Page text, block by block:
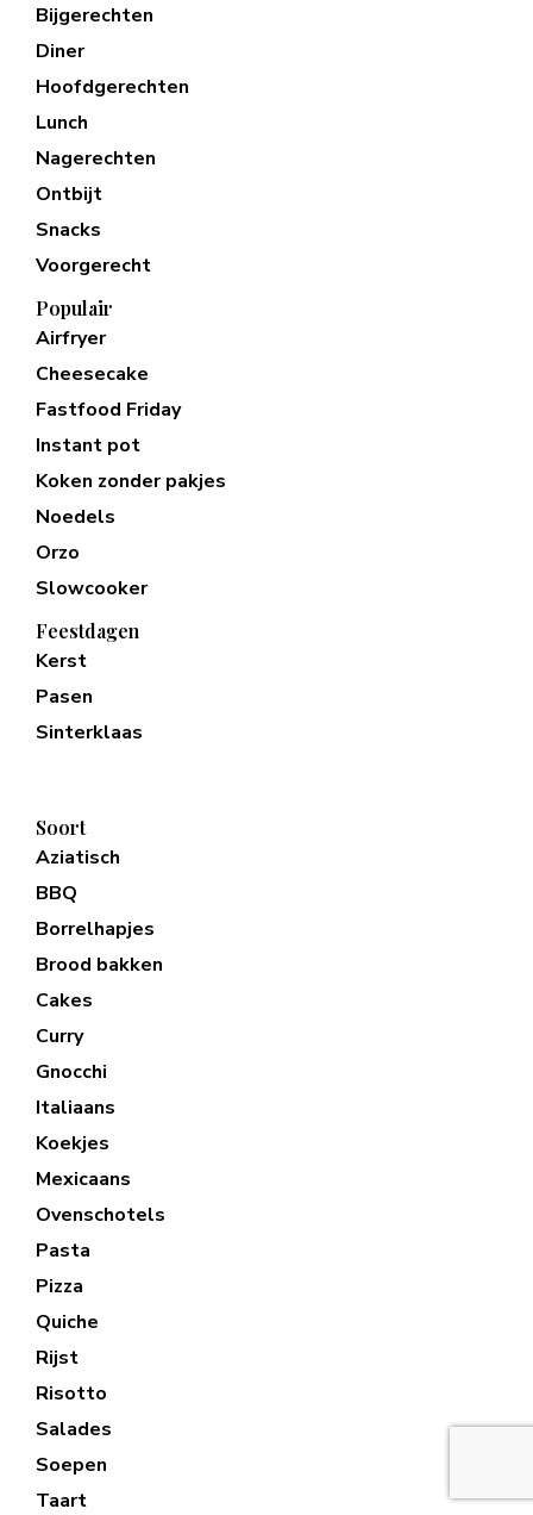
Bijgerechten
Diner
Hoofdgerechten
Lunch
Nagerechten
Ontbijt
Snacks
Voorgerecht
Populair
Airfryer
Cheesecake
Fastfood Friday
Instant pot
Koken zonder pakjes
Noedels
Orzo
Slowcooker
Feestdagen
Kerst
Pasen
Sinterklaas
Soort
Aziatisch
BBQ
Borrelhapjes
Brood bakken
Cakes
Curry
Gnocchi
Italiaans
Koekjes
Mexicaans
Ovenschotels
Pasta
Pizza
Quiche
Rijst
Risotto
Salades
Soepen
Taart